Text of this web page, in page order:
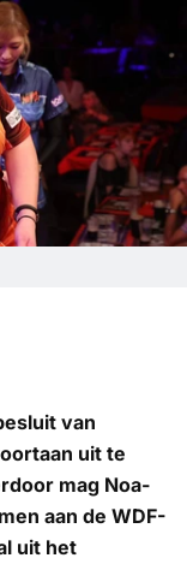
van
uit te
mag Noa-
aan de WDF-
uit het